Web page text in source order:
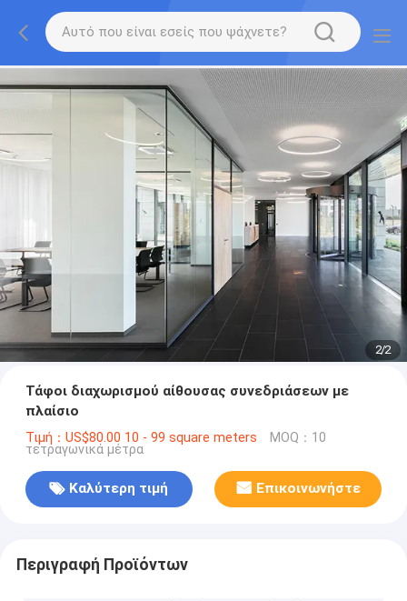
2/2
Τάφοι διαχωρισμού αίθουσας συνεδριάσεων με
πλαίσιο
Τιμή：US$80.00 10 - 99 square meters MOQ：10
τετραγωνικά μέτρα
Καλύτερη τιμή Επικοινωνήστε
Περιγραφή Προϊόντων